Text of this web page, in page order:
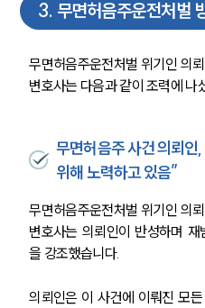
3. 무면허음주운전처벌
무면허음주운전처벌 위기인 의
변호사는 다음과 같이 조력에 나
무면허음주 사건 의뢰인,
위해 노력하고 있음”
무면허음주운전처벌 위기인 의
변호사는 의뢰인이 반성하며
을 강조했습니다.
의뢰인은 이 사건에 이뤄진 모